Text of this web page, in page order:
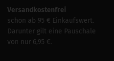
Versandkostenfrei
schon ab 95 € Einkaufswert.
Darunter gilt eine Pauschale
von nur 6,95 €.